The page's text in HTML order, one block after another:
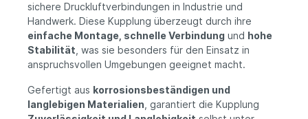
sichere Druckluftverbindungen in Industrie und
Handwerk. Diese Kupplung überzeugt durch ihre
einfache Montage, schnelle Verbindung und hohe
Stabilität, was sie besonders für den Einsatz in
anspruchsvollen Umgebungen geeignet macht.
Gefertigt aus korrosionsbeständigen und
langlebigen Materialien, garantiert die Kupplung